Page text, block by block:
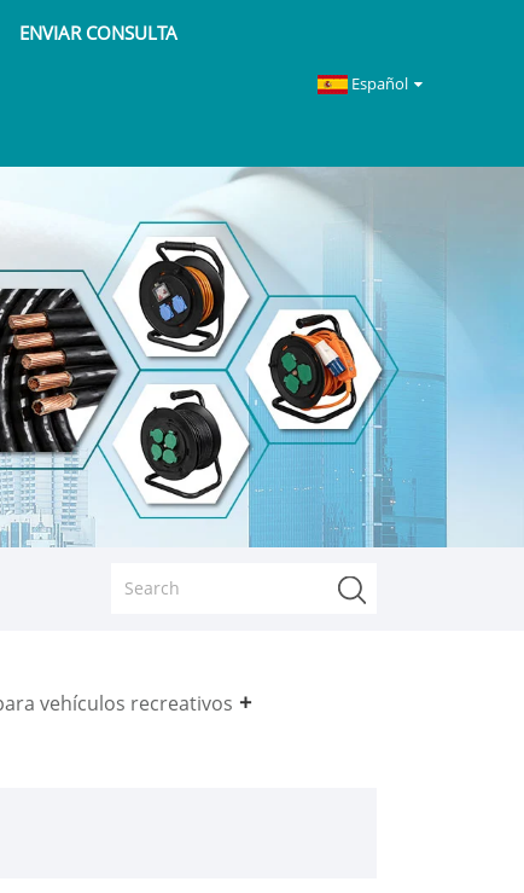
ENVIAR CONSULTA
Español
vehículos recreativos